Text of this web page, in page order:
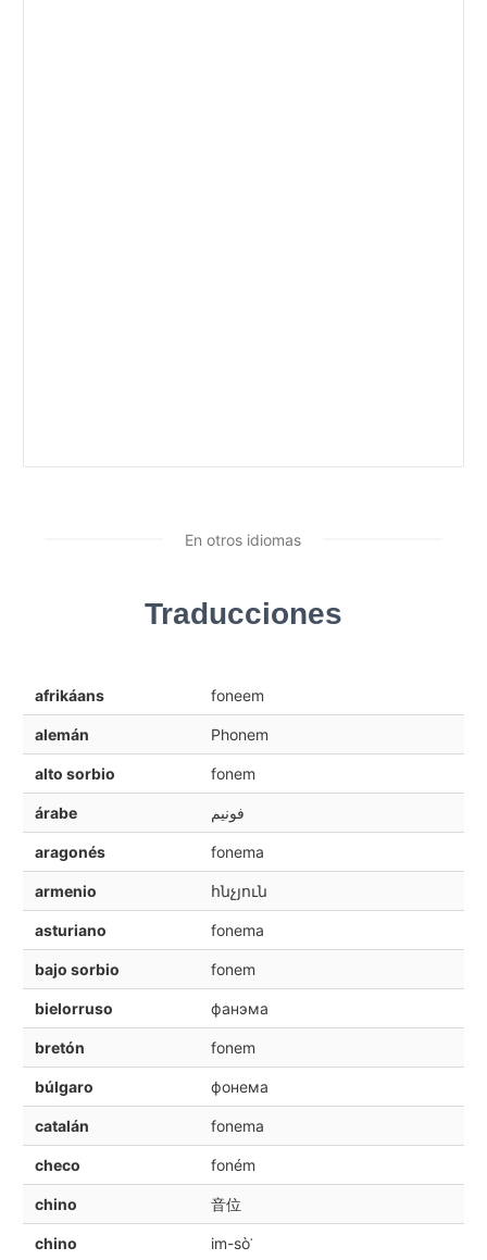
En otros idiomas
Traducciones
afrikáans foneem
alemán Phonem
alto sorbio fonem
árabe فونيم
aragonés fonema
armenio հնչյուն
asturiano fonema
bajo sorbio fonem
bielorruso фанэма
bretón fonem
búlgaro фонема
catalán fonema
checo foném
chino 音位
chino im-sò͘